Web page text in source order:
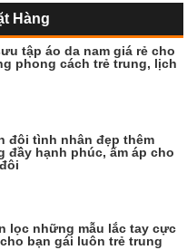
Hàng
tập áo da nam giá rẻ cho
phong cách trẻ trung, lịch
đôi tình nhân đẹp thêm
đầy hạnh phúc, ấm áp cho
lọc những mẫu lắc tay cực
bạn gái luôn trẻ trung